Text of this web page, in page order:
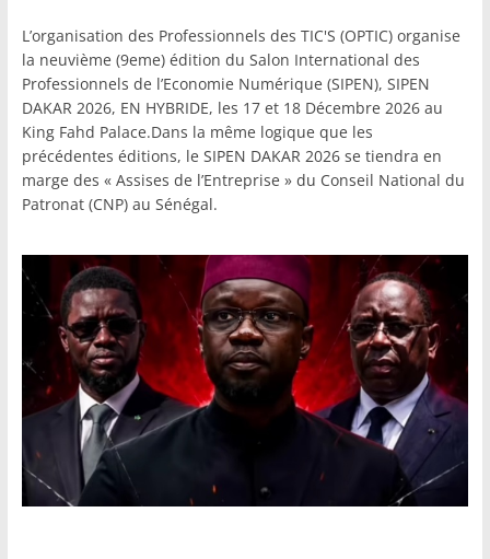
L’organisation des Professionnels des TIC'S (OPTIC) organise
la neuvième (9eme) édition du Salon International des
Professionnels de l’Economie Numérique (SIPEN), SIPEN
DAKAR 2026, EN HYBRIDE, les 17 et 18 Décembre 2026 au
King Fahd Palace.Dans la même logique que les
précédentes éditions, le SIPEN DAKAR 2026 se tiendra en
marge des « Assises de l’Entreprise » du Conseil National du
Patronat (CNP) au Sénégal.